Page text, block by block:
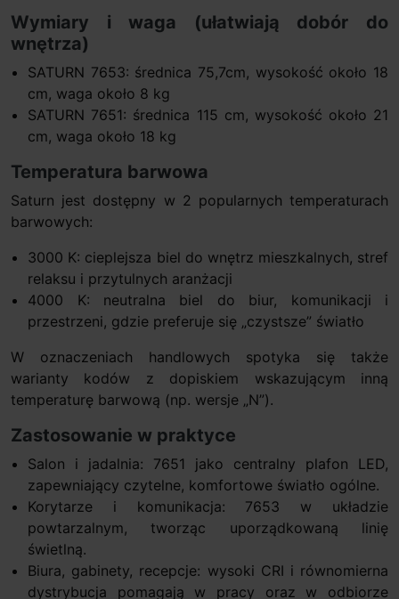
Wymiary i waga (ułatwiają dobór do
wnętrza)
SATURN 7653: średnica 75,7cm, wysokość około 18
cm, waga około 8 kg
SATURN 7651: średnica 115 cm, wysokość około 21
cm, waga około 18 kg
Temperatura barwowa
Saturn jest dostępny w 2 popularnych temperaturach
barwowych:
3000 K: cieplejsza biel do wnętrz mieszkalnych, stref
relaksu i przytulnych aranżacji
4000 K: neutralna biel do biur, komunikacji i
przestrzeni, gdzie preferuje się „czystsze” światło
W oznaczeniach handlowych spotyka się także
warianty kodów z dopiskiem wskazującym inną
temperaturę barwową (np. wersje „N”).
Zastosowanie w praktyce
Salon i jadalnia: 7651 jako centralny plafon LED,
zapewniający czytelne, komfortowe światło ogólne.
Korytarze i komunikacja: 7653 w układzie
powtarzalnym, tworząc uporządkowaną linię
świetlną.
Biura, gabinety, recepcje: wysoki CRI i równomierna
dystrybucja pomagają w pracy oraz w odbiorze